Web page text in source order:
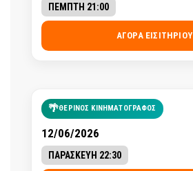
ΠΕΜΠΤΗ 21:00
ΑΓΟΡΆ ΕΙΣΙΤΗΡΊΟΥ
🌴ΘΕΡΙΝΟΣ ΚΙΝΗΜΑΤΟΓΡΑΦΟΣ
12/06/2026
ΠΑΡΑΣΚΕΥΗ 22:30